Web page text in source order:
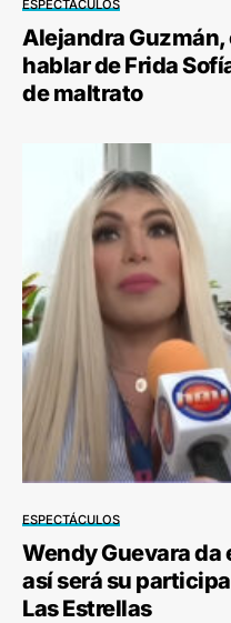
ESPECTÁCULOS
Alejandra
hablar de Frida
de maltrato
ESPECTÁCULOS
Wendy Guevara da
así será su
Las Estrellas